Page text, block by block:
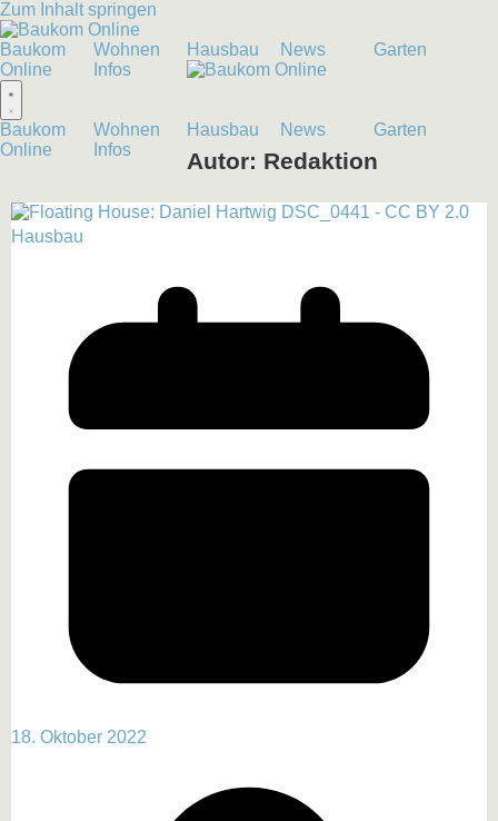
Zum Inhalt springen
Baukom
Online
Wohnen Hausbau News
Garten
Infos
Baukom
Online
Wohnen Hausbau News
Garten
Infos
Autor: Redaktion
Hausbau
18. Oktober 2022